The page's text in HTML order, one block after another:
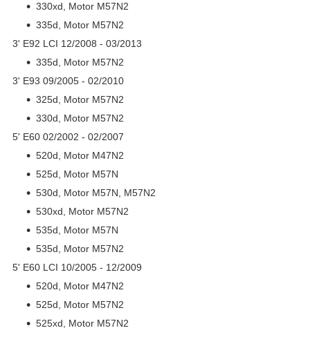
330xd, Motor M57N2
335d, Motor M57N2
3' E92 LCI 12/2008 - 03/2013
335d, Motor M57N2
3' E93 09/2005 - 02/2010
325d, Motor M57N2
330d, Motor M57N2
5' E60 02/2002 - 02/2007
520d, Motor M47N2
525d, Motor M57N
530d, Motor M57N, M57N2
530xd, Motor M57N2
535d, Motor M57N
535d, Motor M57N2
5' E60 LCI 10/2005 - 12/2009
520d, Motor M47N2
525d, Motor M57N2
525xd, Motor M57N2